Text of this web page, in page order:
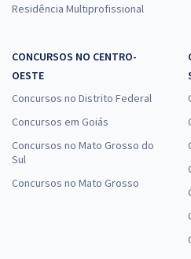
Residência Multiprofissional
CONCURSOS NO CENTRO-
OESTE
Concursos no Distrito Federal
Concursos em Goiás
Concursos no Mato Grosso do
Sul
Concursos no Mato Grosso